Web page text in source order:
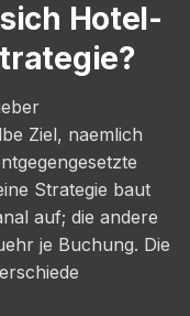
Hotel-
Ziel, naemlich
Strategie baut
auf; die andere
je Buchung. Die